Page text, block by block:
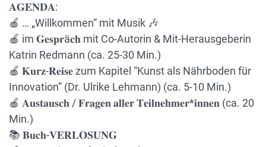
𝐀𝐆𝐄𝐍𝐃𝐀:
🍎 … „Willkommen“ mit Musik 🎶
🍎 im 𝐆𝐞𝐬𝐩𝐫ä𝐜𝐡 mit Co-Autorin & Mit-Herausgeberin
Katrin Redmann (ca. 25-30 Min.)
🍎 𝐊𝐮𝐫𝐳-𝐑𝐞𝐢𝐬𝐞 zum Kapitel “Kunst als Nährboden für
Innovation” (Dr. Ulrike Lehmann) (ca. 5-10 Min.)
🍎 𝐀𝐮𝐬𝐭𝐚𝐮𝐬𝐜𝐡 / 𝐅𝐫𝐚𝐠𝐞𝐧 𝐚𝐥𝐥𝐞𝐫 𝐓𝐞𝐢𝐥𝐧𝐞𝐡𝐦𝐞𝐫*𝐢𝐧𝐧𝐞𝐧 (ca. 20
Min.)
📚 𝐁𝐮𝐜𝐡-𝐕𝐄𝐑𝐋𝐎𝐒𝐔𝐍𝐆